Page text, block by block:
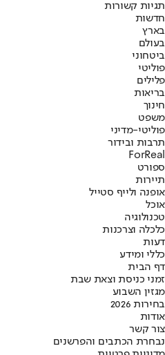
תגיות קשורות
חדשות
בארץ
בעולם
ביטחוני
פוליטי
פלילים
בריאות
חינוך
משפט
פוליטי-מדיני
תרבות ובידור
ForReal
ספורט
תיירות
אופנה ולייף סטייל
אוכל
טכנולוגיה
כלכלה וצרכנות
דעות
כללי ומידע
דף הבית
זמני כניסת וצאת שבת
מגזין השבוע
בחירות 2026
אודות
צור קשר
נבחרת הכתבים והפרשנים